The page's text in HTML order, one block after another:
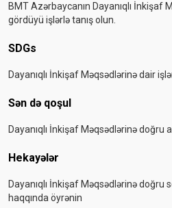
BMT Azərbaycanın Dayanıqlı İnkişaf
gördüyü işlərlə tanış olun.
SDGs
Dayanıqlı İnkişaf Məqsədlərinə dair
Sən də qoşul
Dayanıqlı İnkişaf Məqsədlərinə doğru
Hekayələr
Dayanıqlı İnkişaf Məqsədlərinə
haqqında öyrənin